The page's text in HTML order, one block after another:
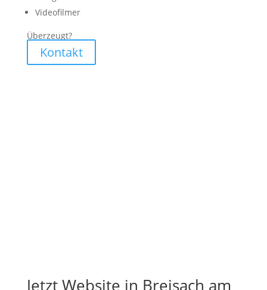
Videofilmer
Überzeugt?
Kontakt
Jetzt Website in Breisach am